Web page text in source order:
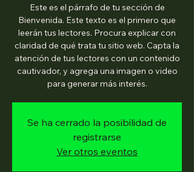
Este es el párrafo de tu sección de
Bienvenida. Este texto es el primero que
leerán tus lectores. Procura explicar con
claridad de qué trata tu sitio web. Capta la
atención de tus lectores con un contenido
cautivador, y agrega una imagen o video
para generar más interés.
Se ha cerrado la posibilidad de
registrarse
Ver otros eventos